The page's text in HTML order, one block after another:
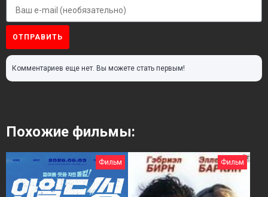
ОТПРАВИТЬ
Комментариев еще нет. Вы можете стать первым!
Похожие фильмы:
Фильм Фильм